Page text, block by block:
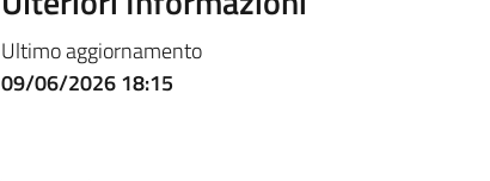
Ultimo aggiornamento
09/06/2026 18:15